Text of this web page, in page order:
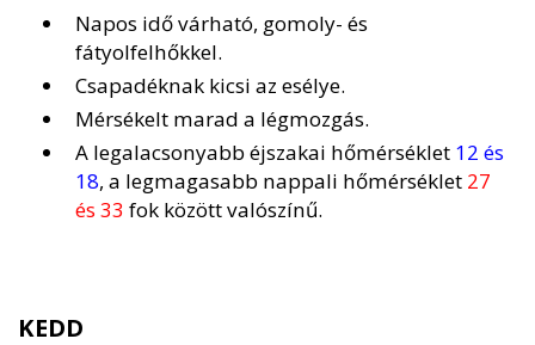
Napos idő várható, gomoly- és
fátyolfelhőkkel.
Csapadéknak kicsi az esélye.
Mérsékelt marad a légmozgás.
A legalacsonyabb éjszakai hőmérséklet 12 és
18, a legmagasabb nappali hőmérséklet 27
és 33 fok között valószínű.
KEDD